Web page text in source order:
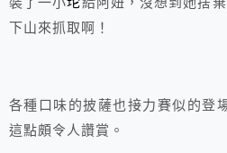
裝了一小坨給阿妞，沒想到她捨
下山來抓取啊！
各種口味的披薩也接力賽似的登
這點頗令人讚賞。